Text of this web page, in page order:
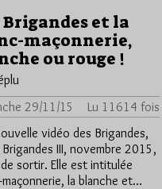
Brigandes et la
maçonnerie,
ou rouge !
29/11/15
Lu 11614 fois
vidéo des Brigandes,
Brigandes III, novembre 2015,
sortir. Elle est intitulée
maçonnerie, la blanche et…